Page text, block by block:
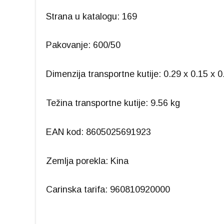
Strana u katalogu: 169
Pakovanje: 600/50
Dimenzija transportne kutije: 0.29 x 0.15 x
Težina transportne kutije: 9.56 kg
EAN kod: 8605025691923
Zemlja porekla: Kina
Carinska tarifa: 960810920000